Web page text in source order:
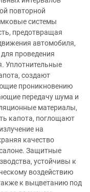
повторной
системы
предотвращая
автомобиля,
проведения
Уплотнительные
создают
проникновению
передачу шума и
материалы,
капота, поглощают
на
качество
Защитные
устойчивы к
воздействию
к выцветанию под